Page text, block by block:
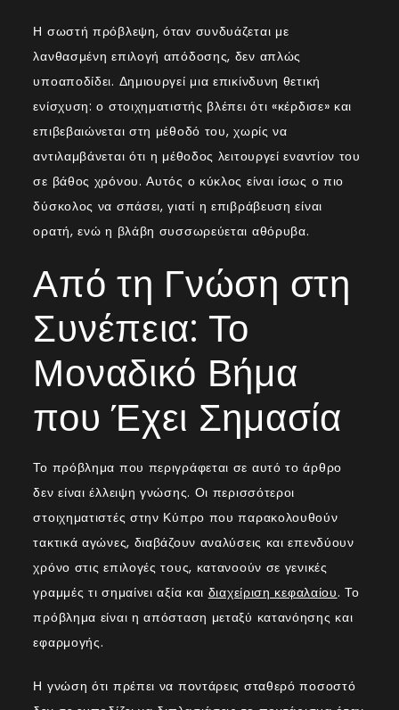
Η σωστή πρόβλεψη, όταν συνδυάζεται με
λανθασμένη επιλογή απόδοσης, δεν απλώς
υποαποδίδει. Δημιουργεί μια επικίνδυνη θετική
ενίσχυση: ο στοιχηματιστής βλέπει ότι «κέρδισε» και
επιβεβαιώνεται στη μέθοδό του, χωρίς να
αντιλαμβάνεται ότι η μέθοδος λειτουργεί εναντίον του
σε βάθος χρόνου. Αυτός ο κύκλος είναι ίσως ο πιο
δύσκολος να σπάσει, γιατί η επιβράβευση είναι
ορατή, ενώ η βλάβη συσσωρεύεται αθόρυβα.
Από τη Γνώση στη
Συνέπεια: Το
Μοναδικό Βήμα
που Έχει Σημασία
Το πρόβλημα που περιγράφεται σε αυτό το άρθρο
δεν είναι έλλειψη γνώσης. Οι περισσότεροι
στοιχηματιστές στην Κύπρο που παρακολουθούν
τακτικά αγώνες, διαβάζουν αναλύσεις και επενδύουν
χρόνο στις επιλογές τους, κατανοούν σε γενικές
γραμμές τι σημαίνει αξία και διαχείριση κεφαλαίου. Το
πρόβλημα είναι η απόσταση μεταξύ κατανόησης και
εφαρμογής.
Η γνώση ότι πρέπει να ποντάρεις σταθερό ποσοστό